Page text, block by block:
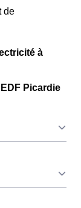
de
à
Picardie
ou ailleurs. 💡